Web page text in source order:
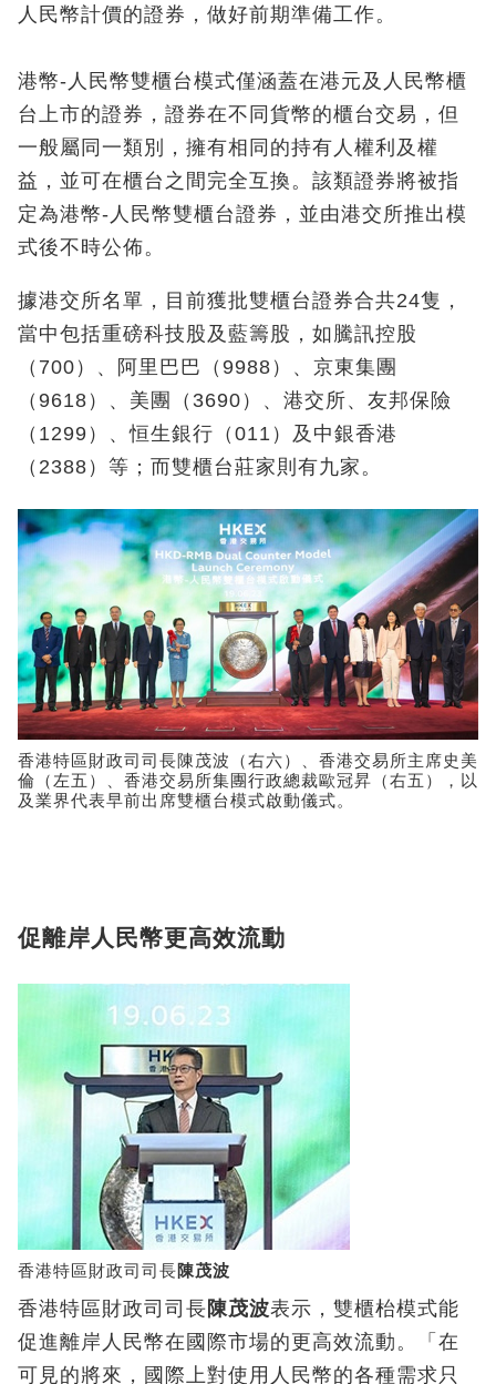
人民幣計價的證券，做好前期準備工作。
港幣-人民幣雙櫃台模式僅涵蓋在港元及人民幣櫃
台上市的證券，證券在不同貨幣的櫃台交易，但
一般屬同一類別，擁有相同的持有人權利及權
益，並可在櫃台之間完全互換。該類證券將被指
定為港幣-人民幣雙櫃台證券，並由港交所推出模
式後不時公佈。
據港交所名單，目前獲批雙櫃台證券合共24隻，
當中包括重磅科技股及藍籌股，如騰訊控股
（700）、阿里巴巴（9988）、京東集團
（9618）、美團（3690）、港交所、友邦保險
（1299）、恒生銀行（011）及中銀香港
（2388）等；而雙櫃台莊家則有九家。
香港特區財政司司長陳茂波（右六）、香港交易所主席史美
倫（左五）、香港交易所集團行政總裁歐冠昇（右五），以
及業界代表早前出席雙櫃台模式啟動儀式。
促離岸人民幣更高效流動
香港特區財政司司長陳茂波
香港特區財政司司長陳茂波表示，雙櫃枱模式能
促進離岸人民幣在國際市場的更高效流動。「在
可見的將來，國際上對使用人民幣的各種需求只